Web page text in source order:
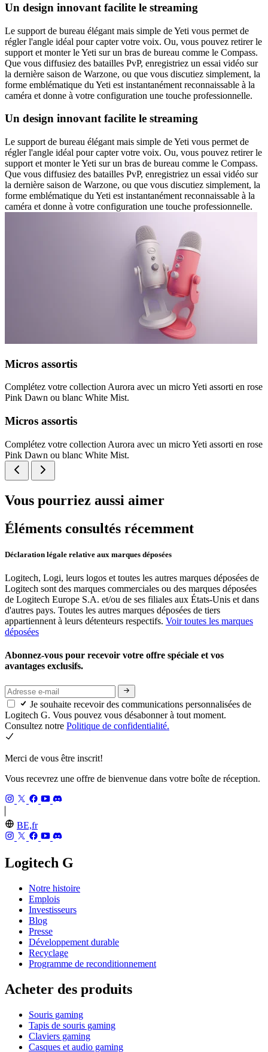
Un design innovant facilite le streaming
Le support de bureau élégant mais simple de Yeti vous permet de
régler l'angle idéal pour capter votre voix. Ou, vous pouvez retirer le
support et monter le Yeti sur un bras de bureau comme le Compass.
Que vous diffusiez des batailles PvP, enregistriez un essai vidéo sur
la dernière saison de Warzone, ou que vous discutiez simplement, la
forme emblématique du Yeti est instantanément reconnaissable à la
caméra et donne à votre configuration une touche professionnelle.
Un design innovant facilite le streaming
Le support de bureau élégant mais simple de Yeti vous permet de
régler l'angle idéal pour capter votre voix. Ou, vous pouvez retirer le
support et monter le Yeti sur un bras de bureau comme le Compass.
Que vous diffusiez des batailles PvP, enregistriez un essai vidéo sur
la dernière saison de Warzone, ou que vous discutiez simplement, la
forme emblématique du Yeti est instantanément reconnaissable à la
caméra et donne à votre configuration une touche professionnelle.
Micros assortis
Complétez votre collection Aurora avec un micro Yeti assorti en rose
Pink Dawn ou blanc White Mist.
Micros assortis
Complétez votre collection Aurora avec un micro Yeti assorti en rose
Pink Dawn ou blanc White Mist.
Vous pourriez aussi aimer
Éléments consultés récemment
Déclaration légale relative aux marques déposées
Logitech, Logi, leurs logos et toutes les autres marques déposées de
Logitech sont des marques commerciales ou des marques déposées
de Logitech Europe S.A. et/ou de ses filiales aux États-Unis et dans
d'autres pays. Toutes les autres marques déposées de tiers
appartiennent à leurs détenteurs respectifs. Voir toutes les marques
déposées
Abonnez-vous pour recevoir votre offre spéciale et vos
avantages exclusifs.
Je souhaite recevoir des communications personnalisées de
Logitech G. Vous pouvez vous désabonner à tout moment.
Consultez notre Politique de confidentialité.
Merci de vous être inscrit!
Vous recevrez une offre de bienvenue dans votre boîte de réception.
BE,fr
Logitech G
Notre histoire
Emplois
Investisseurs
Blog
Presse
Développement durable
Recyclage
Programme de reconditionnement
Acheter des produits
Souris gaming
Tapis de souris gaming
Claviers gaming
Casques et audio gaming